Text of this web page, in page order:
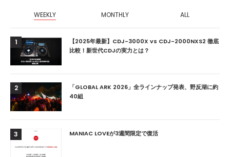
WEEKLY MONTHLY ALL
1
【2025年最新】CDJ-3000X vs CDJ-2000NXS2 徹底
比較！新世代CDJの実力とは？
2
「GLOBAL ARK 2026」全ラインナップ発表、野反湖に約
40組
3 MANIAC LOVEが3週間限定で復活